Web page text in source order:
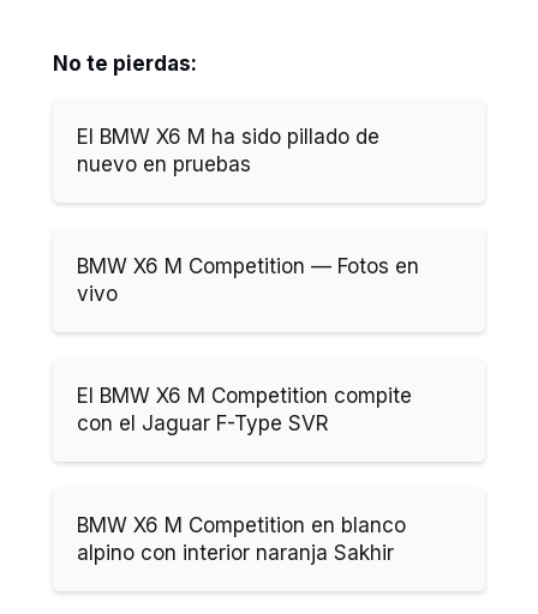
No te pierdas:
El BMW X6 M ha sido pillado de
nuevo en pruebas
BMW X6 M Competition — Fotos en
vivo
El BMW X6 M Competition compite
con el Jaguar F-Type SVR
BMW X6 M Competition en blanco
alpino con interior naranja Sakhir